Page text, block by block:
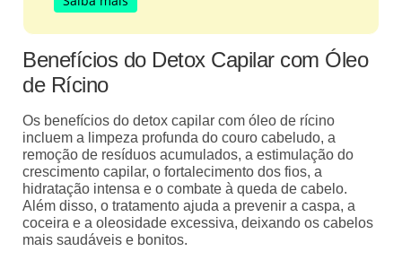
Benefícios do Detox Capilar com Óleo
de Rícino
Os benefícios do detox capilar com óleo de rícino
incluem a limpeza profunda do couro cabeludo, a
remoção de resíduos acumulados, a estimulação do
crescimento capilar, o fortalecimento dos fios, a
hidratação intensa e o combate à queda de cabelo.
Além disso, o tratamento ajuda a prevenir a caspa, a
coceira e a oleosidade excessiva, deixando os cabelos
mais saudáveis e bonitos.